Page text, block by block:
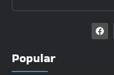
Popular